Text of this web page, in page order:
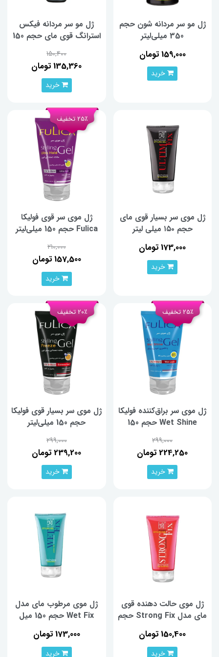
ژل مو سر مردانه شون حجم
350 میلی‌لیتر
159,000 تومان
خرید
ژل مو سر مردانه فیکس
استرانگ قوی مای حجم 150
150,400
135,360 تومان
خرید
ژل موی سر بسیار قوی مای
حجم ۱۵۰ میلی لیتر
173,000 تومان
خرید
ژل موی سر قوی فولیکا
Fulica حجم 150 میلی‌لیتر
210,000
157,500 تومان
25٪ تخفیف
خرید
ژل موی سر براق‌کننده فولیکا
Wet Shine حجم 150
299,000
224,250 تومان
25٪ تخفیف
خرید
ژل موی سر بسیار قوی فولیکا
حجم 150 میلی‌لیتر
299,000
239,200 تومان
20٪ تخفیف
خرید
ژل موی حالت دهنده قوی
مای مدل Strong Fix حجم
150,400 تومان
خرید
ژل موی مرطوب مای مدل
Wet Fix حجم 150 میل
173,000 تومان
خرید